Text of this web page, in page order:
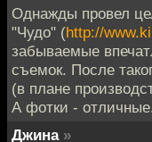
Однажды провел
"Чудо" (http://
забываемые
съемок. После
(в плане
А фотки -
Джина »